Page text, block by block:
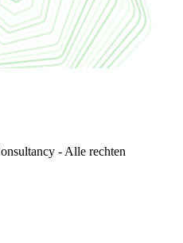
- Alle rechten